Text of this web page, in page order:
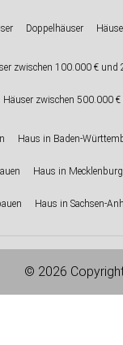
Doppelhäuser
zwischen 100.000 € und
Häuser zwischen 500.000
Haus in Baden-
Haus in
Haus in Sachsen-
© 2026